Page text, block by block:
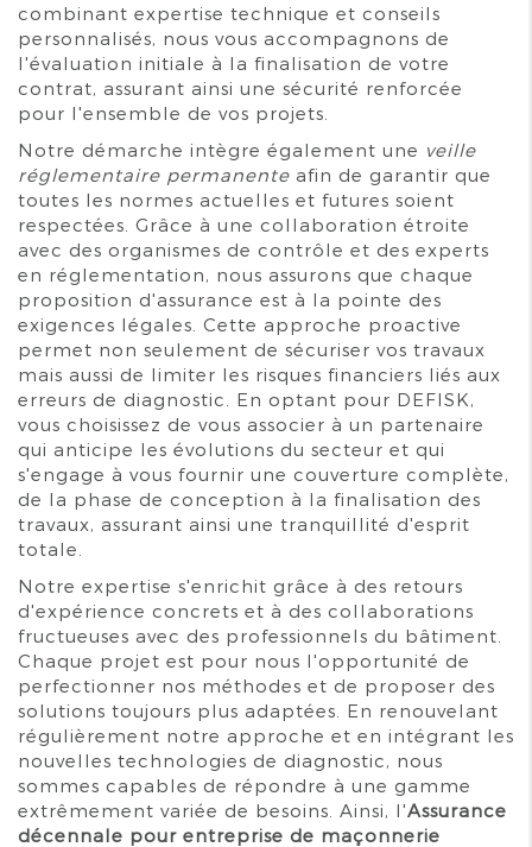
combinant expertise technique et conseils
personnalisés, nous vous accompagnons de
l'évaluation initiale à la finalisation de votre
contrat, assurant ainsi une sécurité renforcée
pour l'ensemble de vos projets.
Notre démarche intègre également une veille
réglementaire permanente afin de garantir que
toutes les normes actuelles et futures soient
respectées. Grâce à une collaboration étroite
avec des organismes de contrôle et des experts
en réglementation, nous assurons que chaque
proposition d'assurance est à la pointe des
exigences légales. Cette approche proactive
permet non seulement de sécuriser vos travaux
mais aussi de limiter les risques financiers liés aux
erreurs de diagnostic. En optant pour DEFISK,
vous choisissez de vous associer à un partenaire
qui anticipe les évolutions du secteur et qui
s'engage à vous fournir une couverture complète,
de la phase de conception à la finalisation des
travaux, assurant ainsi une tranquillité d'esprit
totale.
Notre expertise s'enrichit grâce à des retours
d'expérience concrets et à des collaborations
fructueuses avec des professionnels du bâtiment.
Chaque projet est pour nous l'opportunité de
perfectionner nos méthodes et de proposer des
solutions toujours plus adaptées. En renouvelant
régulièrement notre approche et en intégrant les
nouvelles technologies de diagnostic, nous
sommes capables de répondre à une gamme
extrêmement variée de besoins. Ainsi, l'Assurance
décennale pour entreprise de maçonnerie